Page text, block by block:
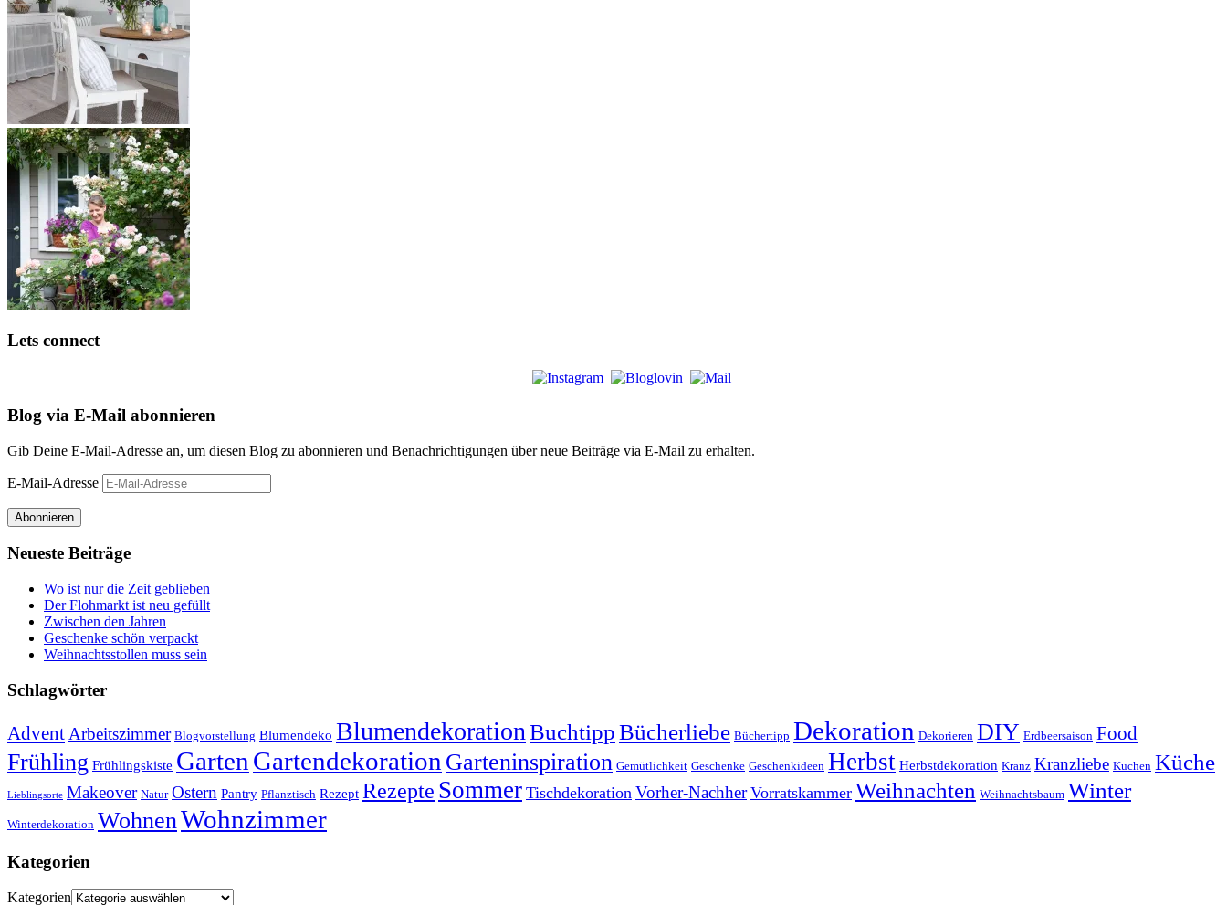
Lets connect
Blog via E-Mail abonnieren
Gib Deine E-Mail-Adresse an, um diesen Blog zu abonnieren und Benachrichtigungen über neue Beiträge via E-Mail zu erhalten.
E-Mail-Adresse
Abonnieren
Neueste Beiträge
Wo ist nur die Zeit geblieben
Der Flohmarkt ist neu gefüllt
Zwischen den Jahren
Geschenke schön verpackt
Weihnachtsstollen muss sein
Schlagwörter
AdventArbeitszimmer Blogvorstellung Blumendeko BlumendekorationBuchtippBücherliebe Büchertipp Dekoration Dekorieren DIY Erdbeersaison Food
Frühling Frühlingskiste GartenGartendekoration Garteninspiration Gemütlichkeit Geschenke Geschenkideen Herbst Herbstdekoration Kranz Kranzliebe Kuchen Küche
Lieblingsorte Makeover Natur Ostern Pantry Pflanztisch Rezept Rezepte Sommer Tischdekoration Vorher-Nachher Vorratskammer Weihnachten Weihnachtsbaum Winter
Winterdekoration WohnenWohnzimmer
Kategorien
Kategorien